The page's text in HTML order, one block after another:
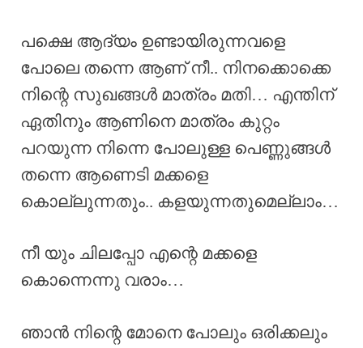
പക്ഷെ ആദ്യം ഉണ്ടായിരുന്നവളെ
പോലെ തന്നെ ആണ് നീ.. നിനക്കൊക്കെ
നിന്റെ സുഖങ്ങൾ മാത്രം മതി… എന്തിന്
ഏതിനും ആണിനെ മാത്രം കുറ്റം
പറയുന്ന നിന്നെ പോലുള്ള പെണ്ണുങ്ങൾ
തന്നെ ആണെടി മക്കളെ
കൊല്ലുന്നതും.. കളയുന്നതുമെല്ലാം…
നീ യും ചിലപ്പോ എന്റെ മക്കളെ
കൊന്നെന്നു വരാം…
ഞാൻ നിന്റെ മോനെ പോലും ഒരിക്കലും